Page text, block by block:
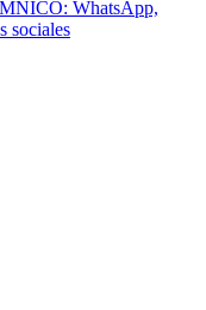
WhatsApp,
sociales